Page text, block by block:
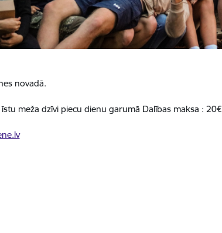
novadā.
meža dzīvi piecu dienu garumā Dalības maksa : 20€